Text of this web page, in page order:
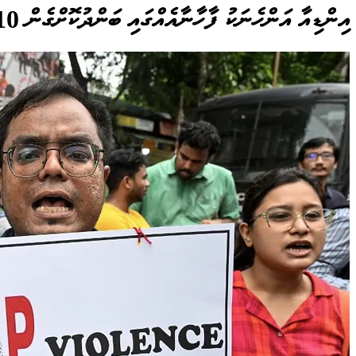
އިންޑިއާ އަންހެނަކު ފާހާނާއެއްގައި ބަންދުކޮށްގެން 10 މަސް ވަންދެން ގެންގުޅެފި، ކާންދިނީ ރޯ ހަނޑުލާއި ފިޔާ